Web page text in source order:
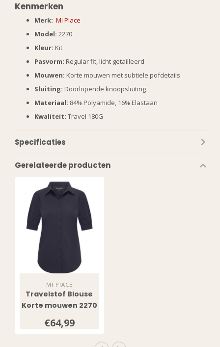
Kenmerken
Merk: Mi Piace
Model: 2270
Kleur: Kit
Pasvorm: Regular fit, licht getailleerd
Mouwen: Korte mouwen met subtiele pofdetails
Sluiting: Doorlopende knoopsluiting
Materiaal: 84% Polyamide, 16% Elastaan
Kwaliteit: Travel 180G
Specificaties
Gerelateerde producten
MI PIACE
Travelstof Blouse
Korte mouwen 2270
€64,99